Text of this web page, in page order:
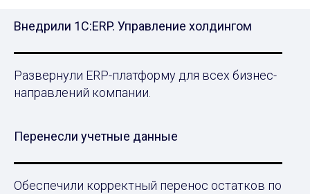
Внедрили 1С:ERP. Управление холдингом
Развернули ERP-платформу для всех бизнес-
направлений компании.
Перенесли учетные данные
Обеспечили корректный перенос остатков по